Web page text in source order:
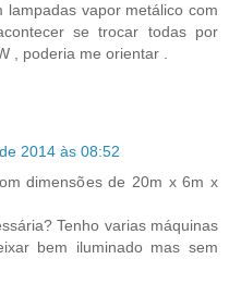
lampadas vapor metálico com
se trocar todas por
, poderia me orientar .
2014 às 08:52
dimensões de 20m x 6m x
Tenho varias máquinas
bem iluminado mas sem